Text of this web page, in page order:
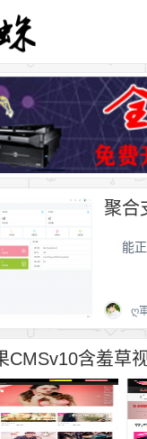
聚合
能
ღ